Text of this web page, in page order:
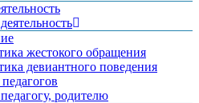
жестокого обращения
девиантного поведения
родителю